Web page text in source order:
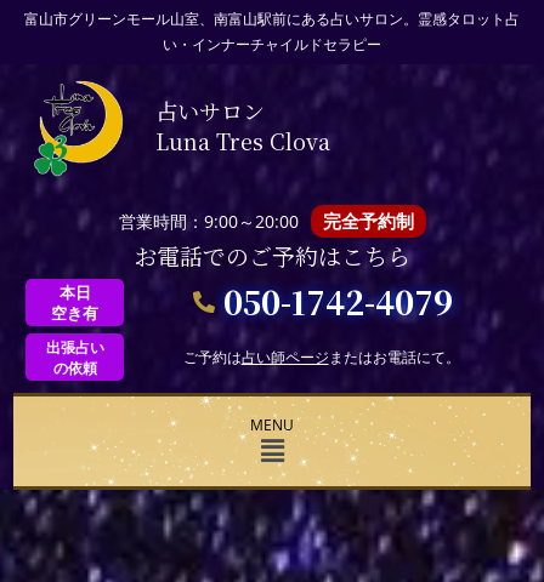
富山市グリーンモール山室、南富山駅前にある占いサロン。霊感タロット占
い・インナーチャイルドセラピー
占いサロン
Luna Tres Clova
営業時間：9:00～20:00 完全予約制
お電話でのご予約はこちら
本日
空き有
050-1742-4079
出張占い
の依頼
ご予約は占い師ページまたはお電話にて。
MENU